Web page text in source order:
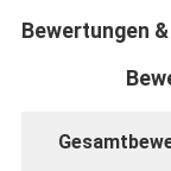
Bewertungen